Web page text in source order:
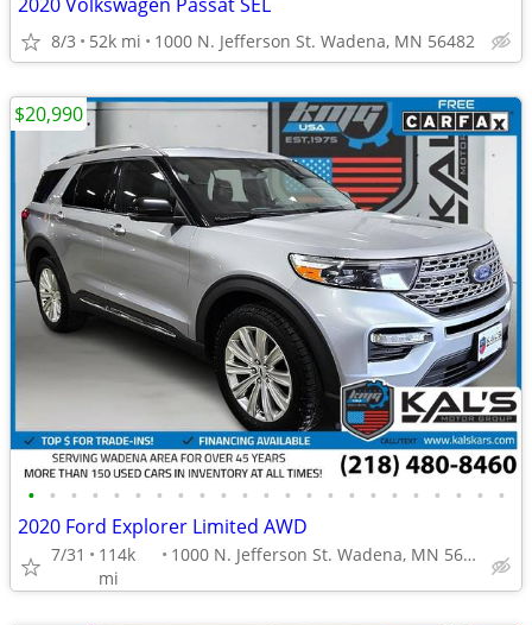
8/3 52k mi 1000 N. Jefferson St. Wadena, MN 56482
• • • • • • • • • • • • • • • • • • • • • • •
2020 Ford Explorer Limited AWD
7/31
114k
mi
1000 N. Jefferson St. Wadena, MN 56482
$20,990